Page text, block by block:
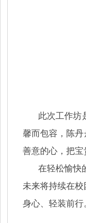
此次工作坊
馨而包容，陈
善意的心，把
在轻松愉快
未来将持续在
身心、轻装前行